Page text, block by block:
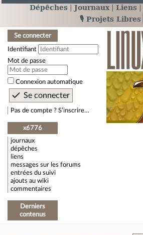
Dépêches Journaux Liens
🎙️ Projets Libres
Se connecter
Identifiant
Mot de passe
Connexion automatique
Pas de compte ? S’inscrire…
x6776
journaux
dépêches
liens
messages sur les forums
entrées du suivi
ajouts au wiki
commentaires
Derniers
contenus